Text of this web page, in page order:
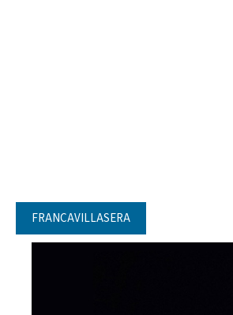
FRANCAVILLASERA